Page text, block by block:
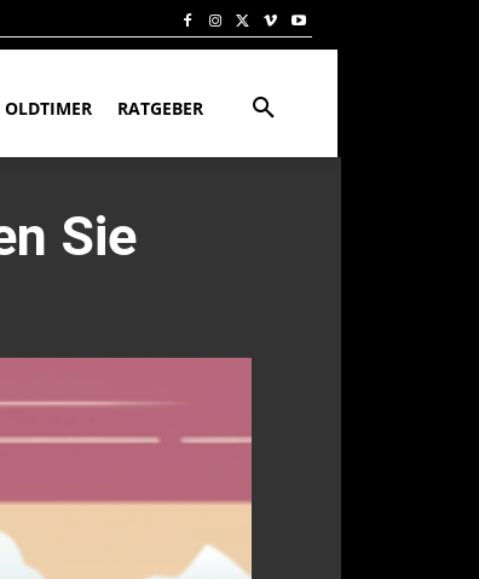
OLDTIMER RATGEBER
Sie